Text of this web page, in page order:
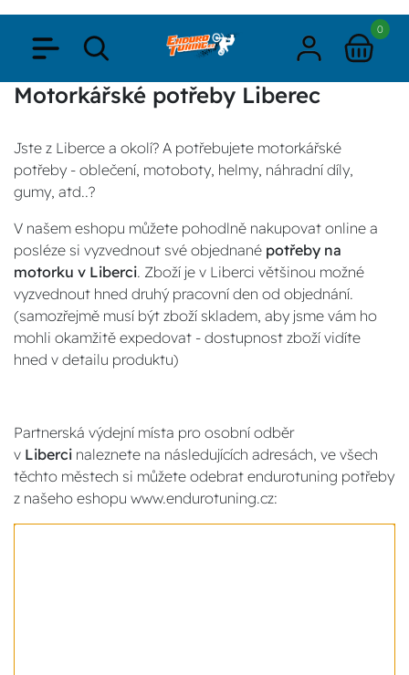
0
Motorkářské potřeby Liberec
Jste z Liberce a okolí? A potřebujete motorkářské
potřeby - oblečení, motoboty, helmy, náhradní díly,
gumy, atd..?
V našem eshopu můžete pohodlně nakupovat online a
posléze si vyzvednout své objednané potřeby na
motorku v Liberci. Zboží je v Liberci většinou možné
vyzvednout hned druhý pracovní den od objednání.
(samozřejmě musí být zboží skladem, aby jsme vám ho
mohli okamžitě expedovat - dostupnost zboží vidíte
hned v detailu produktu)
Partnerská výdejní místa pro osobní odběr
v Liberci naleznete na následujících adresách, ve všech
těchto městech si můžete odebrat endurotuning potřeby
z našeho eshopu www.endurotuning.cz: